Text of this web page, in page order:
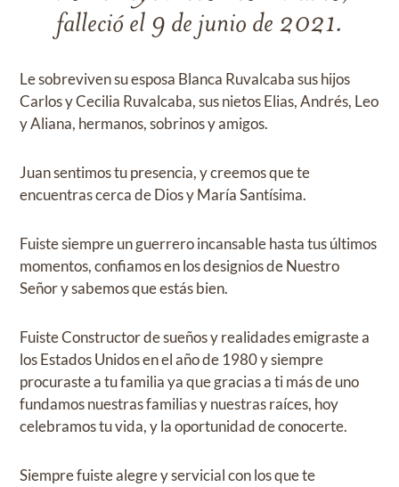
falleció el 9 de junio de 2021.
Le sobreviven su esposa Blanca Ruvalcaba sus hijos
Carlos y Cecilia Ruvalcaba, sus nietos Elias, Andrés, Leo
y Aliana, hermanos, sobrinos y amigos.
Juan sentimos tu presencia, y creemos que te
encuentras cerca de Dios y María Santísima.
Fuiste siempre un guerrero incansable hasta tus últimos
momentos, confiamos en los designios de Nuestro
Señor y sabemos que estás bien.
Fuiste Constructor de sueños y realidades emigraste a
los Estados Unidos en el año de 1980 y siempre
procuraste a tu familia ya que gracias a ti más de uno
fundamos nuestras familias y nuestras raíces, hoy
celebramos tu vida, y la oportunidad de conocerte.
Siempre fuiste alegre y servicial con los que te